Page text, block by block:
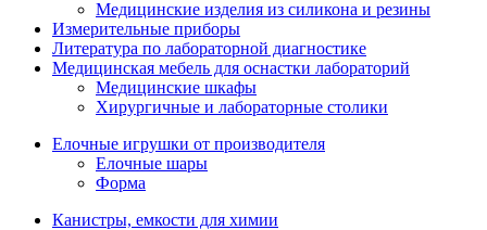
Медицинские изделия из силикона и резины
Измерительные приборы
Литература по лабораторной диагностике
Медицинская мебель для оснастки лабораторий
Медицинские шкафы
Хирургичные и лабораторные столики
Елочные игрушки от производителя
Елочные шары
Форма
Канистры, емкости для химии